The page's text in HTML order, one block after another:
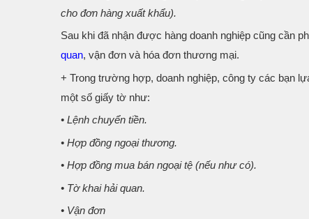
cho đơn hàng xuất khẩu).
Sau khi đã nhận được hàng doanh nghiệp cũng cần
quan, vận đơn và hóa đơn thương mại.
+ Trong trường hợp, doanh nghiệp, công ty các bạn
một số giấy tờ như:
• Lệnh chuyển tiền.
• Hợp đồng ngoại thương.
• Hợp đồng mua bán ngoại tệ (nếu như có).
• Tờ khai hải quan.
• Vận đơn